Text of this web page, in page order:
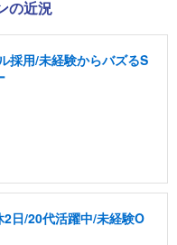
の近況
採用/未経験からバズるS
日/20代活躍中/未経験O